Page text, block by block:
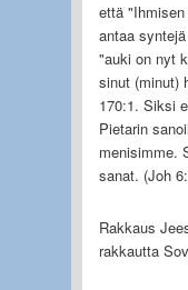
että
antaa
"auki on nyt
sinut (minut)
170:1. Siksi
Pietarin
menisimme.
sanat. (Joh
Rakkaus
rakkautta